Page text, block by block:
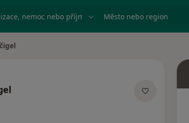
nemoc nebo příjmení Město nebo region